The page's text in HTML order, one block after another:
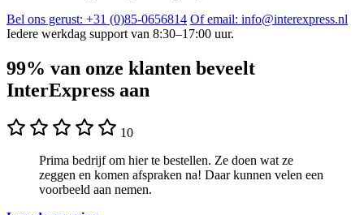
Bel ons gerust: +31 (0)85-0656814 Of email: info@interexpress.nl
Iedere werkdag support van 8:30–17:00 uur.
99% van onze klanten beveelt
InterExpress aan
10
Prima bedrijf om hier te bestellen. Ze doen wat ze
zeggen en komen afspraken na! Daar kunnen velen een
voorbeeld aan nemen.